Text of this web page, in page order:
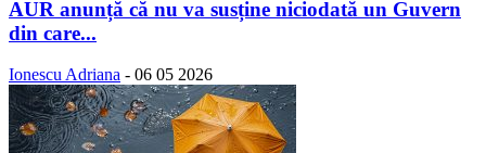
AUR anunță că nu va susține niciodată un Guvern
din care...
Ionescu Adriana - 06 05 2026